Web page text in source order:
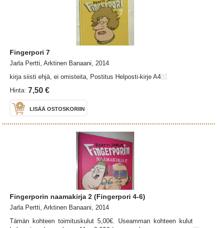
Fingerpori 7
Jarla Pertti, Arktinen Banaani, 2014
kirja siisti ehjä, ei omisteita, Postitus Helposti-kirje A4
Hinta: 7,50 €
LISÄÄ OSTOSKORIIN
Fingerporin naamakirja 2 (Fingerpori 4-6)
Jarla Pertti, Arktinen Banaani, 2014
Tämän kohteen toimituskulut 5,00€. Useamman kohteen kulut